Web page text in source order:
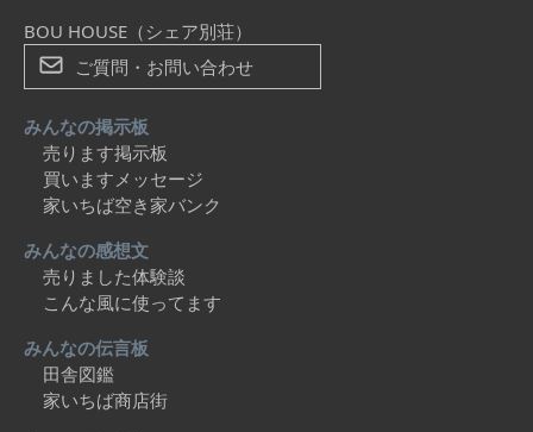
BOU HOUSE（シェア別荘）
ご質問・お問い合わせ
みんなの掲示板
売ります掲示板
買いますメッセージ
家いちば空き家バンク
みんなの感想文
売りました体験談
こんな風に使ってます
みんなの伝言板
田舎図鑑
家いちば商店街